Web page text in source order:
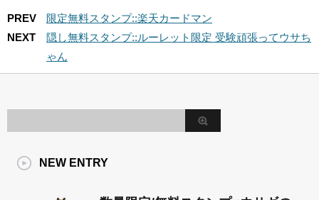
PREV
限定無料スタンプ::楽天カードマン
NEXT
隠し無料スタンプ::ルーレット限定 受験頑張ってウサち
ゃん
NEW ENTRY